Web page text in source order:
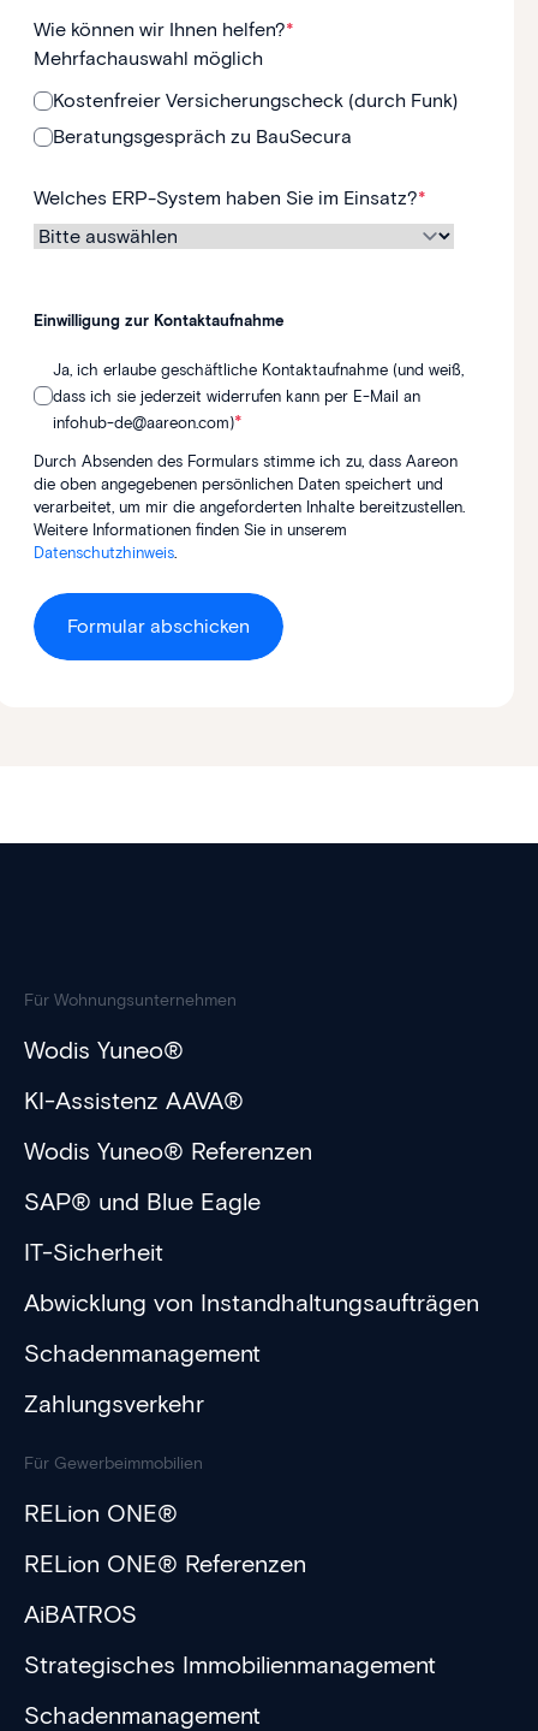
Wie können wir Ihnen helfen?*
Mehrfachauswahl möglich
Kostenfreier Versicherungscheck (durch Funk)
Beratungsgespräch zu BauSecura
Welches ERP-System haben Sie im Einsatz?*
Einwilligung zur Kontaktaufnahme
Ja, ich erlaube geschäftliche Kontaktaufnahme (und weiß,
dass ich sie jederzeit widerrufen kann per E-Mail an
infohub-de@aareon.com)*
Durch Absenden des Formulars stimme ich zu, dass Aareon
die oben angegebenen persönlichen Daten speichert und
verarbeitet, um mir die angeforderten Inhalte bereitzustellen.
Weitere Informationen finden Sie in unserem
Datenschutzhinweis.
Für Wohnungsunternehmen
Wodis Yuneo®
KI-Assistenz AAVA®
Wodis Yuneo® Referenzen
SAP® und Blue Eagle
IT-Sicherheit
Abwicklung von Instandhaltungsaufträgen
Schadenmanagement
Zahlungsverkehr
Für Gewerbeimmobilien
RELion ONE®
RELion ONE® Referenzen
AiBATROS
Strategisches Immobilienmanagement
Schadenmanagement